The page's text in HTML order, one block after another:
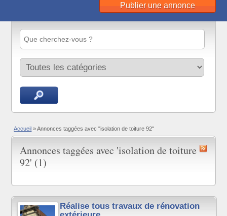
Publier une annonce
Accueil » Annonces taggées avec "isolation de toiture 92"
Annonces taggées avec 'isolation de toiture
92' (1)
Réalise tous travaux de rénovation